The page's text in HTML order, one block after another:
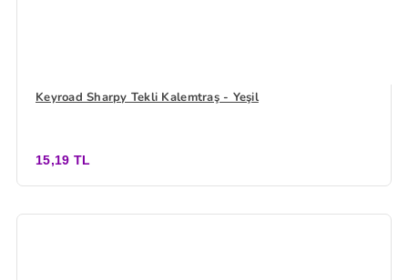
Keyroad Sharpy Tekli Kalemtraş - Yeşil
15,19 TL